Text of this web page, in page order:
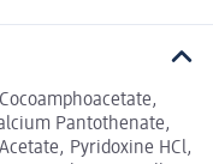
Pantothenate,
Pyridoxine HCl,